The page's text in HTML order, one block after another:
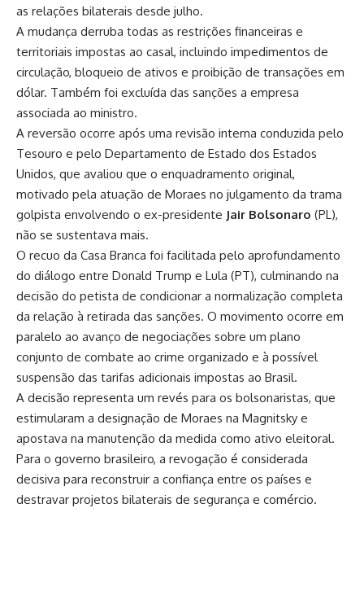
as relações bilaterais desde julho.
A mudança derruba todas as restrições financeiras e
territoriais impostas ao casal, incluindo impedimentos de
circulação, bloqueio de ativos e proibição de transações em
dólar. Também foi excluída das sanções a empresa
associada ao ministro.
A reversão ocorre após uma revisão interna conduzida pelo
Tesouro e pelo Departamento de Estado dos Estados
Unidos, que avaliou que o enquadramento original,
motivado pela atuação de Moraes no julgamento da trama
golpista envolvendo o ex-presidente Jair Bolsonaro (PL),
não se sustentava mais.
O recuo da Casa Branca foi facilitada pelo aprofundamento
do diálogo entre Donald Trump e Lula (PT), culminando na
decisão do petista de condicionar a normalização completa
da relação à retirada das sanções. O movimento ocorre em
paralelo ao avanço de negociações sobre um plano
conjunto de combate ao crime organizado e à possível
suspensão das tarifas adicionais impostas ao Brasil.
A decisão representa um revés para os bolsonaristas, que
estimularam a designação de Moraes na Magnitsky e
apostava na manutenção da medida como ativo eleitoral.
Para o governo brasileiro, a revogação é considerada
decisiva para reconstruir a confiança entre os países e
destravar projetos bilaterais de segurança e comércio.